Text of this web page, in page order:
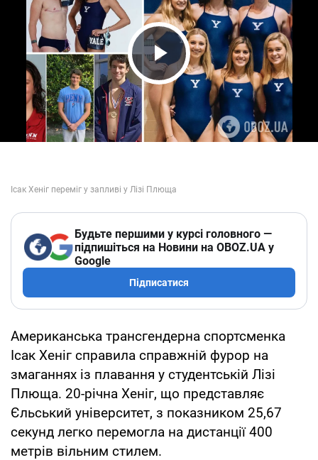
Play Video
Будьте першими у курсі головного —
підпишіться на Новини на OBOZ.UA у
Google
Підписатися
Американська трансгендерна спортсменка
Ісак Хеніг справила справжній фурор на
змаганнях із плавання у студентській Лізі
Плюща. 20-річна Хеніг, що представляє
Єльський університет, з показником 25,67
секунд легко перемогла на дистанції 400
метрів вільним стилем.